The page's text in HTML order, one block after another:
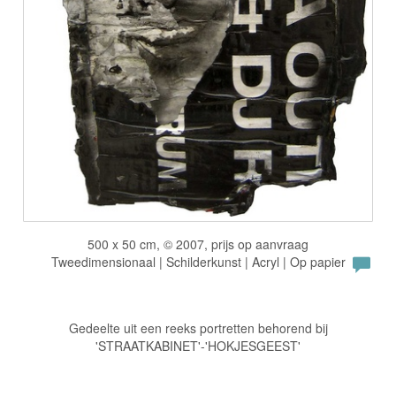
500 x 50 cm, © 2007, prijs op aanvraag
Tweedimensionaal | Schilderkunst | Acryl | Op papier
Gedeelte uit een reeks portretten behorend bij
'STRAATKABINET'-'HOKJESGEEST'